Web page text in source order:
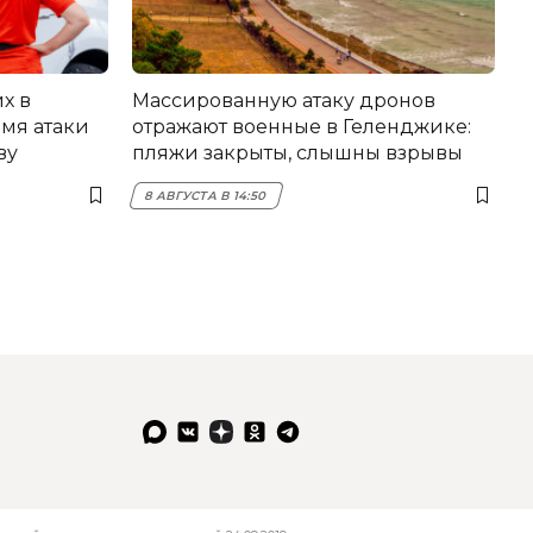
в
атаки
Массированную атаку дронов
отражают военные в Геленджике:
пляжи закрыты, слышны взрывы
8 АВГУСТА В 14:50